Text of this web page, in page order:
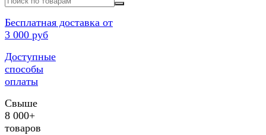
Бесплатная доставка от
3 000 руб
Доступные
способы
оплаты
Свыше
8 000+
товаров